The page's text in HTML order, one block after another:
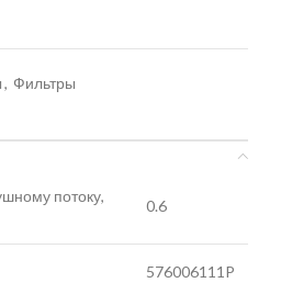
, Фильтры
потоку,
0.6
576006111P